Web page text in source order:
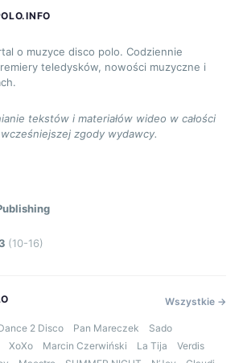
o muzyce disco polo. Codziennie
teledysków, nowości muzyczne i
tekstów i materiałów wideo w całości
zgody wydawcy.
(10-16)
Wszystkie →
2 Disco Pan Mareczek
Sado
XoXo Marcin Czerwiński La Tija
Verdis